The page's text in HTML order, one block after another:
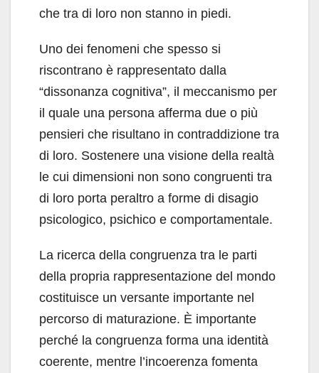
che tra di loro non stanno in piedi.
Uno dei fenomeni che spesso si
riscontrano è rappresentato dalla
“dissonanza cognitiva”, il meccanismo per
il quale una persona afferma due o più
pensieri che risultano in contraddizione tra
di loro. Sostenere una visione della realtà
le cui dimensioni non sono congruenti tra
di loro porta peraltro a forme di disagio
psicologico, psichico e comportamentale.
La ricerca della congruenza tra le parti
della propria rappresentazione del mondo
costituisce un versante importante nel
percorso di maturazione. È importante
perché la congruenza forma una identità
coerente, mentre l’incoerenza fomenta